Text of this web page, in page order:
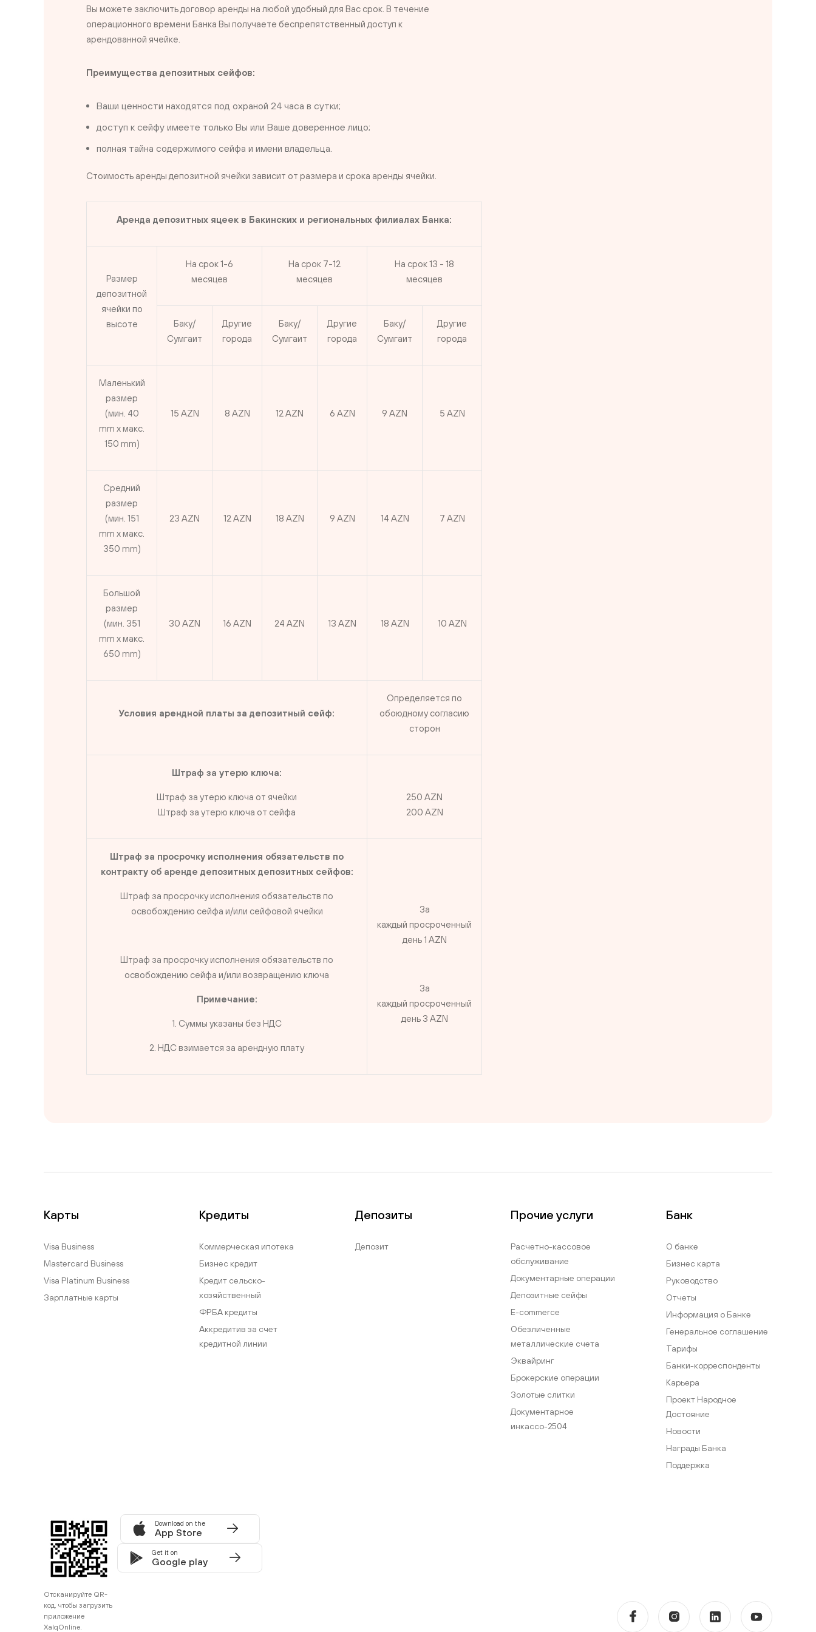
Вы можете заключить договор аренды на любой удобный для Вас срок. В течение
операционного времени Банка Вы получаете беспрепятственный доступ к
арендованной ячейке.
Преимущества депозитных сейфов:
Ваши ценности находятся под охраной 24 часа в сутки;
доступ к сейфу имеете только Вы или Ваше доверенное лицо;
полная тайна содержимого сейфа и имени владельца.
Стоимость аренды депозитной ячейки зависит от размера и срока аренды ячейки.
Аренда депозитных яцеек в Бакинских и региональных филиалах Банка:
Размер
депозитной
ячейки по
высоте
На срок 1-6
месяцев
На срок 7-12
месяцев
На срок 13 - 18
месяцев
Баку/
Сумгаит
Другие
города
Баку/
Сумгаит
Другие
города
Баку/
Сумгаит
Другие
города
Маленький
размер
(мин. 40
mm x макс.
150 mm)
15 AZN 8 AZN 12 AZN 6 AZN 9 AZN 5 AZN
Средний
размер
(мин. 151
mm x макс.
350 mm)
23 AZN 12 AZN 18 AZN 9 AZN 14 AZN 7 AZN
Большой
размер
(мин. 351
mm x макс.
650 mm)
30 AZN 16 AZN 24 AZN 13 AZN 18 AZN 10 AZN
Условия арендной платы за депозитный сейф:
Определяется по
обоюдному согласию
сторон
Штраф за утерю ключа:
Штраф за утерю ключа от ячейки
Штраф за утерю ключа от сейфа
250 AZN
200 AZN
Штраф за просрочку исполнения обязательств по
контракту об аренде депозитных депозитных сейфов:
Штраф за просрочку исполнения обязательств по
освобождению сейфа и/или сейфовой ячейки
Штраф за просрочку исполнения обязательств по
освобождению сейфа и/или возвращению ключа
Примечание:
1. Суммы указаны без НДС
2. НДС взимается за арендную плату
За
каждый просроченный
день 1 AZN
За
каждый просроченный
день 3 AZN
Карты
Visa Business
Mastercard Business
Visa Platinum Business
Зарплатные карты
Кредиты
Коммерческая ипотека
Бизнес кредит
Кредит сельско-
хозяйственный
ФРБА кредиты
Аккредитив за счет
кредитной линии
Депозиты
Депозит
Прочие услуги
Расчетно-кассовое
обслуживание
Документарные операции
Депозитные сейфы
E-commerce
Обезличенные
металлические счета
Эквайринг
Брокерские операции
Золотые слитки
Документарное
инкассо-2504
Банк
О банке
Бизнес карта
Руководство
Отчеты
Информация о Банке
Генеральное соглашение
Тарифы
Банки-корреспонденты
Карьера
Проект Народное
Достояние
Новости
Награды Банка
Поддержка
Отсканируйте QR-
код, чтобы загрузить
приложение
XalqOnline.
Download on the
App Store
Get it on
Google play